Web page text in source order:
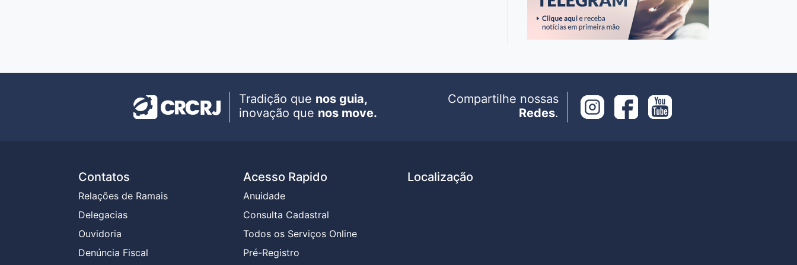
Tradição que nos guia,
inovação que nos move.
Compartilhe nossas
Redes.
Contatos
Relações de Ramais
Delegacias
Ouvidoria
Denúncia Fiscal
Acesso Rapido
Anuidade
Consulta Cadastral
Todos os Serviços Online
Pré-Registro
Localização